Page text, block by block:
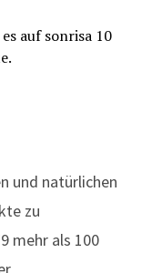
und natürlichen
zu
mehr als 100